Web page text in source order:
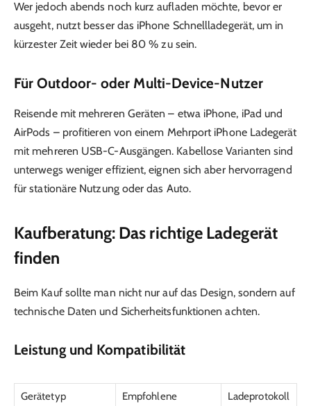
Wer jedoch abends noch kurz aufladen möchte, bevor er
ausgeht, nutzt besser das iPhone Schnellladegerät, um in
kürzester Zeit wieder bei 80 % zu sein.
Für Outdoor- oder Multi-Device-Nutzer
Reisende mit mehreren Geräten – etwa iPhone, iPad und
AirPods – profitieren von einem Mehrport iPhone Ladegerät
mit mehreren USB-C-Ausgängen. Kabellose Varianten sind
unterwegs weniger effizient, eignen sich aber hervorragend
für stationäre Nutzung oder das Auto.
Kaufberatung: Das richtige Ladegerät
finden
Beim Kauf sollte man nicht nur auf das Design, sondern auf
technische Daten und Sicherheitsfunktionen achten.
Leistung und Kompatibilität
Gerätetyp
Empfohlene
Ladeprotokoll